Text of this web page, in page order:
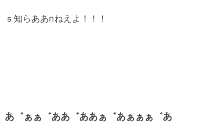
ｓ知らああnねえよ！！！
あ゛ぁぁ゛ああ゛ああぁ゛あぁぁぁ゛あ